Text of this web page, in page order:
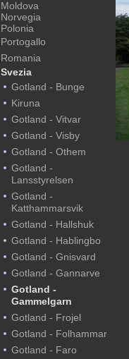
Moldova
Norvegia
Polonia
Portogallo
Romania
Svezia
Gotland - Bunge
Kiruna
Gotland - Vitvar
Gotland - Visby
Gotland - Othem
Gotland -
Lansstyrelsen
Gotland -
Katthammarsvik
Gotland - Hallshuk
Gotland - Hablingbo
Gotland - Gnisvard
Gotland - Gannarve
Gotland -
Gammelgarn
Gotland - Frojel
Gotland - Folhammar
Gotland - Faro